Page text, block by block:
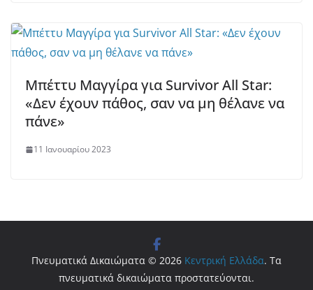
Μπέττυ Μαγγίρα για Survivor All Star:
«Δεν έχουν πάθος, σαν να μη θέλανε να
πάνε»
11 Ιανουαρίου 2023
Πνευματικά Δικαιώματα © 2026 Κεντρική Ελλάδα. Τα
πνευματικά δικαιώματα προστατεύονται.